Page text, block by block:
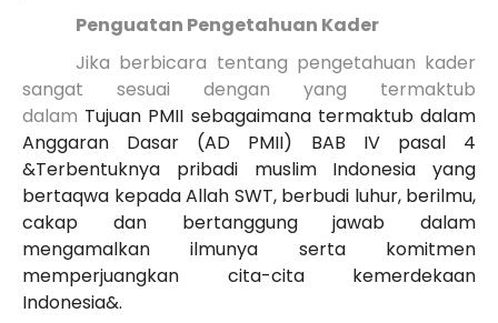
Penguatan Pengetahuan Kader
Jika berbicara tentang pengetahuan kader
sangat sesuai dengan yang termaktub
dalam Tujuan PMII sebagaimana termaktub dalam
Anggaran Dasar (AD PMII) BAB IV pasal 4
&Terbentuknya pribadi muslim Indonesia yang
bertaqwa kepada Allah SWT, berbudi luhur, berilmu,
cakap dan bertanggung jawab dalam
mengamalkan ilmunya serta komitmen
memperjuangkan cita-cita kemerdekaan
Indonesia&.